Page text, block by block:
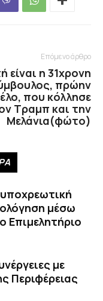
Επόμενο άρθρο
είναι η 31χρονη
πρώην
που κόλλησε
Τραμπ και την
Μελάνια(φώτο)
μέσω
Επιμελητήριο
με
Περιφέρειας